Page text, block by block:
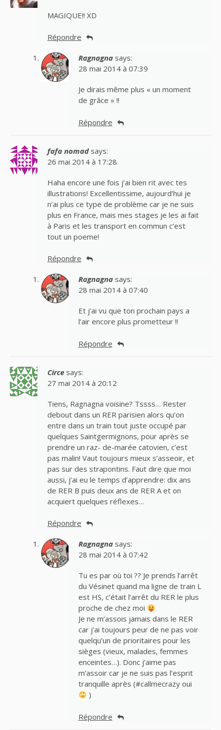
MAGIQUE!! XD
Répondre
Ragnagna says:
28 mai 2014 à 07:39
Je dirais même plus « un moment
de grâce » !!
Répondre
fafa nomad says:
26 mai 2014 à 17:28
Haha encore une fois j’ai bien rit avec tes
illustrations! Excellentissime, aujourd’hui je
n’ai plus ce type de problème car je ne suis
plus en France, mais mes stages je les ai fait
à Paris et les transport en commun c’est
tout un poeme!
Répondre
Ragnagna says:
28 mai 2014 à 07:40
Et j’ai vu que ton prochain pays a
l’air encore plus prometteur !!
Répondre
Circe says:
27 mai 2014 à 20:12
Tiens, Ragnagna voisine? Tssss… Rester
debout dans un RER parisien alors qu’on
entre dans un train tout juste occupé par
quelques Saintgermignons, pour après se
prendre un raz- de-marée catovien, c’est
pas malin! Vaut toujours mieux s’asseoir, et
pas sur des strapontins. Faut dire que moi
aussi, j’ai eu le temps d’apprendre: dix ans
de RER B puis deux ans de RER A et on
acquiert quelques réflexes…
Répondre
Ragnagna says:
28 mai 2014 à 07:42
Tu es par où toi ?? Je prends l’arrêt
du Vésinet quand ma ligne de train L
est HS, c’était l’arrêt du RER le plus
proche de chez moi
Je ne m’assois jamais dans le RER
car j’ai toujours peur de ne pas voir
quelqu’un de prioritaires pour les
sièges (vieux, malades, femmes
enceintes…). Donc j’aime pas
m’assoir car je ne suis pas l’esprit
tranquille après (#callmecrazy oui
)
Répondre